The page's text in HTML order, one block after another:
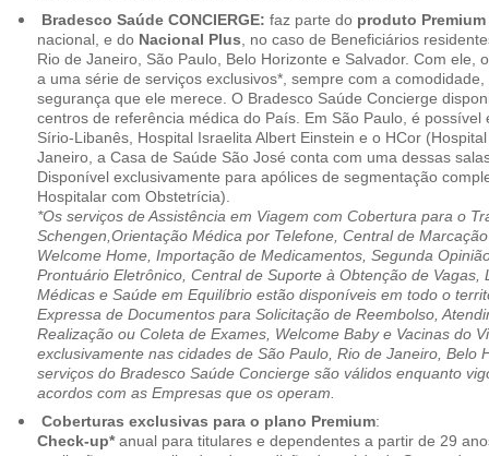
Bradesco Saúde CONCIERGE: faz parte do produto Premium
nacional, e do Nacional Plus , no caso de Beneficiários
Rio de Janeiro, São Paulo, Belo Horizonte e Salvador. Com ele,
a uma série de serviços exclusivos*, sempre com a
segurança que ele merece. O Bradesco Saúde Concierge
centros de referência médica do País. Em São Paulo, é possível
Sírio-Libanês, Hospital Israelita Albert Einstein e o HCor
Janeiro, a Casa de Saúde São José conta com uma dessas
Disponível exclusivamente para apólices de segmentação
Hospitalar com Obstetrícia).
*Os serviços de Assistência em Viagem com Cobertura para o
Schengen,Orientação Médica por Telefone, Central de
Welcome Home, Importação de Medicamentos, Segunda
Prontuário Eletrônico, Central de Suporte à Obtenção de Vagas,
Médicas e Saúde em Equilíbrio estão disponíveis em todo o
Expressa de Documentos para Solicitação de Reembolso,
Realização ou Coleta de Exames, Welcome Baby e Vacinas do
exclusivamente nas cidades de São Paulo, Rio de Janeiro, Belo
serviços do Bradesco Saúde Concierge são válidos enquanto
acordos com as Empresas que os operam.
Coberturas exclusivas para o plano Premium:
Check-up*anual para titulares e dependentes a partir de 29